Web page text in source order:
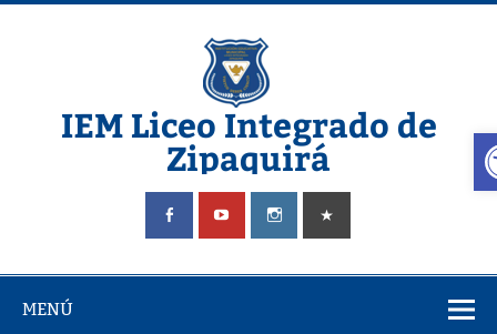
Saltar
IEM Liceo Integrado de
Zipaquirá
Pagina del Liceo Integrado Zipaquira
MENÚ